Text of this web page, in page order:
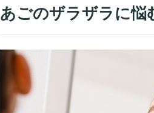
あごのザラザラに悩